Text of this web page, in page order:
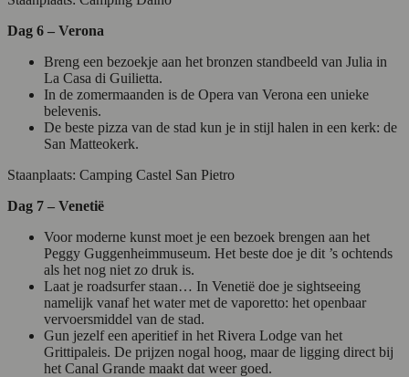
Dag 6 – Verona
Breng een bezoekje aan het bronzen standbeeld van Julia in
La Casa di Guilietta.
In de zomermaanden is de Opera van Verona een unieke
belevenis.
De beste pizza van de stad kun je in stijl halen in een kerk: de
San Matteokerk.
Staanplaats: Camping Castel San Pietro
Dag 7 – Venetië
Voor moderne kunst moet je een bezoek brengen aan het
Peggy Guggenheimmuseum. Het beste doe je dit ’s ochtends
als het nog niet zo druk is.
Laat je roadsurfer staan… In Venetië doe je sightseeing
namelijk vanaf het water met de vaporetto: het openbaar
vervoersmiddel van de stad.
Gun jezelf een aperitief in het Rivera Lodge van het
Grittipaleis. De prijzen nogal hoog, maar de ligging direct bij
het Canal Grande maakt dat weer goed.